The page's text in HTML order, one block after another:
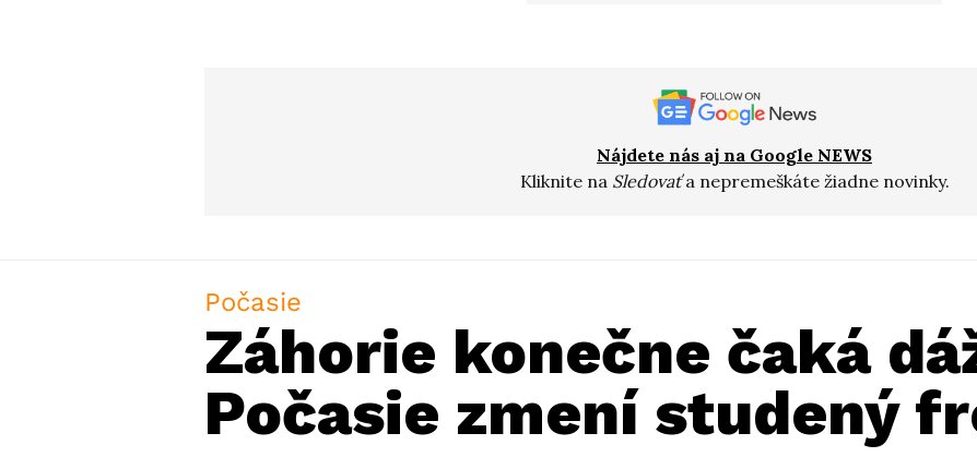
Nájdete nás aj na Google NEWS
Kliknite na Sledovaťa nepremeškáte žiadne novinky.
Počasie
Záhorie konečne čaká
Počasie zmení studený